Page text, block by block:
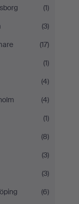
(1)
(3)
(17)
(1)
(4)
(4)
(1)
(8)
(3)
(3)
(6)